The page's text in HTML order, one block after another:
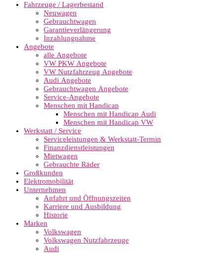
Fahrzeuge / Lagerbestand
Neuwagen
Gebrauchtwagen
Garantieverlängerung
Inzahlungnahme
Angebote
alle Angebote
VW PKW Angebote
VW Nutzfahrzeug Angebote
Audi Angebote
Gebrauchtwagen Angebote
Service-Angebote
Menschen mit Handicap
Menschen mit Handicap Audi
Menschen mit Handicap VW
Werkstatt / Service
Serviceleistungen & Werkstatt-Termin
Finanzdienstleistungen
Mietwagen
Gebrauchte Räder
Großkunden
Elektromobilität
Unternehmen
Anfahrt und Öffnungszeiten
Karriere und Ausbildung
Historie
Marken
Volkswagen
Volkswagen Nutzfahrzeuge
Audi